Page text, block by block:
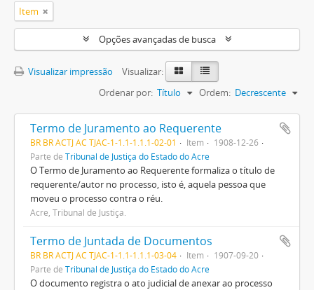
Item
Opções avançadas de busca
Visualizar impressão
Visualizar:
Ordenar por: Título Ordem: Decrescente
Termo de Juramento ao Requerente
BR BR ACTJ AC TJAC-1-1.1-1.1.1-02-01 Item
1908-12-26
Parte de Tribunal de Justiça do Estado do Acre
O Termo de Juramento ao Requerente formaliza o título de
requerente/autor no processo, isto é, aquela pessoa que
moveu o processo contra o réu.
Acre, Tribunal de Justiça.
Termo de Juntada de Documentos
BR BR ACTJ AC TJAC-1-1.1-1.1.1-03-04 Item
1907-09-20
Parte de Tribunal de Justiça do Estado do Acre
O documento registra o ato judicial de anexar ao processo